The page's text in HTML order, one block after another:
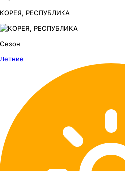
КОРЕЯ, РЕСПУБЛИКА
Сезон
Летние